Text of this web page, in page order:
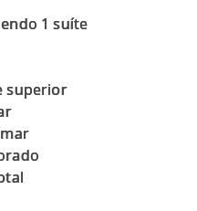
1 suíte
superior